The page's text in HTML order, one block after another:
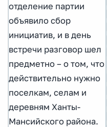
отделение партии
объявило сбор
инициатив, и в день
встречи разговор шел
предметно – о том, что
действительно нужно
поселкам, селам и
деревням Ханты-
Мансийского района.